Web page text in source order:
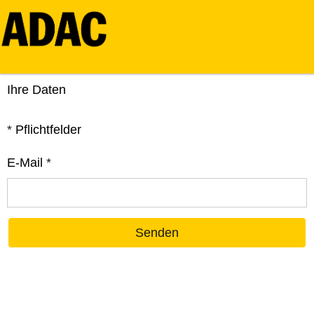
Ihre Daten
* Pflichtfelder
E-Mail *
Senden